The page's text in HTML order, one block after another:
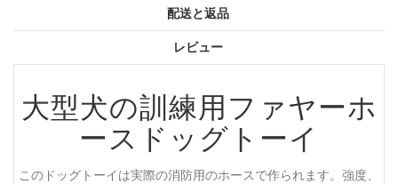
配送と返品
レビュー
大型犬の訓練用ファヤーホ
ースドッグトーイ
このドッグトーイは実際の消防用のホースで作られます。強度、